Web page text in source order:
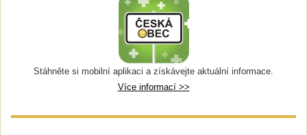
Stáhněte si mobilní aplikaci a získávejte aktuální informace.
Více informací >>